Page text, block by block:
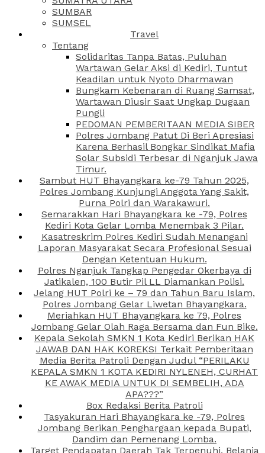
SUMBAR
SUMSEL
Travel
Tentang
Solidaritas Tanpa Batas, Puluhan
Wartawan Gelar Aksi di Kediri, Tuntut
Keadilan untuk Nyoto Dharmawan
Bungkam Kebenaran di Ruang Samsat,
Wartawan Diusir Saat Ungkap Dugaan
Pungli
PEDOMAN PEMBERITAAN MEDIA SIBER
Polres Jombang Patut Di Beri Apresiasi
Karena Berhasil Bongkar Sindikat Mafia
Solar Subsidi Terbesar di Nganjuk Jawa
Timur.
Sambut HUT Bhayangkara ke-79 Tahun 2025,
Polres Jombang Kunjungi Anggota Yang Sakit,
Purna Polri dan Warakawuri.
Semarakkan Hari Bhayangkara ke -79, Polres
Kediri Kota Gelar Lomba Menembak 3 Pilar.
Kasatreskrim Polres Kediri Sudah Menangani
Laporan Masyarakat Secara Profesional Sesuai
Dengan Ketentuan Hukum.
Polres Nganjuk Tangkap Pengedar Okerbaya di
Jatikalen, 100 Butir Pil LL Diamankan Polisi.
Jelang HUT Polri ke – 79 dan Tahun Baru Islam,
Polres Jombang Gelar Liwetan Bhayangkara.
Meriahkan HUT Bhayangkara ke 79, Polres
Jombang Gelar Olah Raga Bersama dan Fun Bike.
Kepala Sekolah SMKN 1 Kota Kediri Berikan HAK
JAWAB DAN HAK KOREKSI Terkait Pemberitaan
Media Berita Patroli Dengan Judul “PERILAKU
KEPALA SMKN 1 KOTA KEDIRI NYLENEH, CURHAT
KE AWAK MEDIA UNTUK DI SEMBELIH, ADA
APA???”
Box Redaksi Berita Patroli
Tasyakuran Hari Bhayangkara ke -79, Polres
Jombang Berikan Penghargaan kepada Bupati,
Dandim dan Pemenang Lomba.
Target Pendapatan Daerah Tak Terpenuhi, Belanja